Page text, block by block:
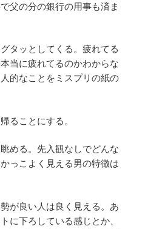
父の分の銀行の用事も済ま
タッとしてくる。疲れてる
当に疲れてるのかわからな
的なことをミスプリの紙の
ることにする。
める。先入観なしでどんな
っこよく見える男の特徴は
が良い人は良く見える。あ
に下ろしている感じとか、